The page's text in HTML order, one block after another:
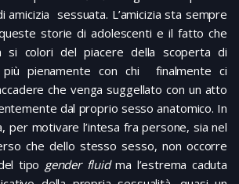
amicizia sessuata. L’amicizia sta sempre
storie di adolescenti e il fatto che
si colori del piacere della scoperta di
pienamente con chi finalmente ci
che venga suggellato con un atto
dal proprio sesso anatomico. In
per motivare l’intesa fra persone, sia nel
che dello stesso sesso, non occorre
tipo gender fluidma l’estrema caduta